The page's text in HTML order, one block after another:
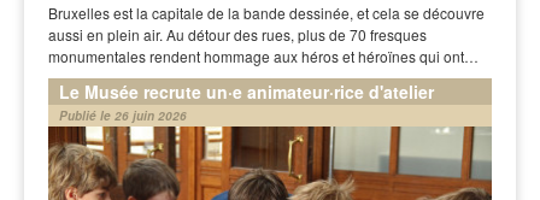
Bruxelles est la capitale de la bande dessinée, et cela se découvre
aussi en plein air. Au détour des rues, plus de 70 fresques
monumentales rendent hommage aux héros et héroïnes qui ont…
Le Musée recrute un·e animateur·rice d'atelier
Publié le 26 juin 2026